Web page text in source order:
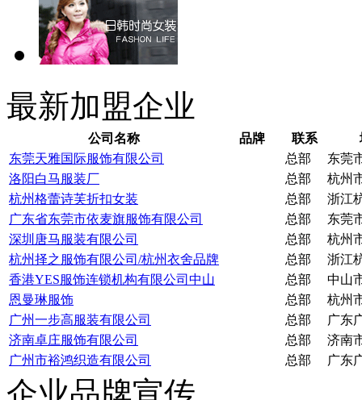
最新加盟企业
公司名称 品牌 联系
东莞天雅国际服饰有限公司
总部
东莞
洛阳白马服装厂
总部
杭州
杭州格蕾诗芙折扣女装
总部
浙江
广东省东莞市依麦旗服饰有限公司
总部
东莞
深圳唐马服装有限公司
总部
杭州
杭州择之服饰有限公司/杭州衣舍品牌
总部
浙江
香港YES服饰连锁机构有限公司中山
总部
中山
恩曼琳服饰
总部
杭州
广州一步高服装有限公司
总部
广东
济南卓庄服饰有限公司
总部
济南
广州市裕鸿织造有限公司
总部 广东
企业品牌宣传